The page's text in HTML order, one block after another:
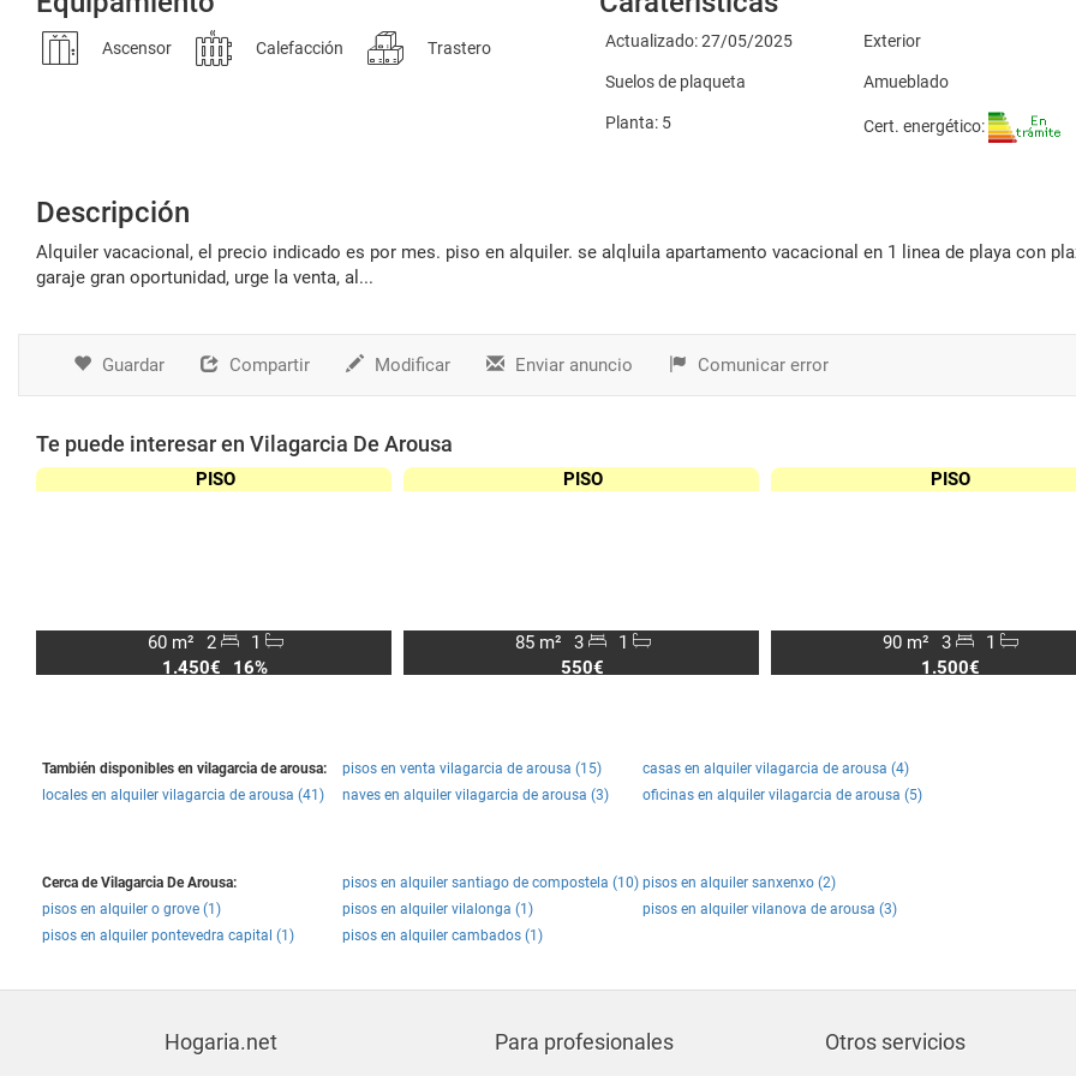
Ascensor Calefacción Trastero Actualizado: 27/05/2025 Exterior
Suelos de plaqueta Amueblado
Planta: 5 Cert. energético:
Descripción
alquiler vacacional, el precio indicado es por mes. piso en alquiler. se alqluila apartamento vacacional en 1 linea de playa con plaza de
garaje gran oportunidad, urge la venta, al...
Guardar Compartir Modificar Enviar anuncio Comunicar error
Te puede interesar en Vilagarcia De Arousa
PISO
60 m² 2
1
1.450€
16%
PISO
85 m² 3
1
550€
PISO
90 m² 3
1
1.500€
También disponibles en vilagarcia de arousa: pisos en venta vilagarcia de arousa (15)
casas en alquiler vilagarcia de arousa (4)
locales en alquiler vilagarcia de arousa (41)
naves en alquiler vilagarcia de arousa (3) oficinas en alquiler vilagarcia de arousa (5)
Cerca de Vilagarcia De Arousa: pisos en alquiler santiago de compostela (10) pisos en alquiler sanxenxo (2)
pisos en alquiler o grove (1)
pisos en alquiler vilalonga (1)
pisos en alquiler vilanova de arousa (3)
pisos en alquiler pontevedra capital (1)
pisos en alquiler cambados (1)
Hogaria.net Para profesionales Otros servicios